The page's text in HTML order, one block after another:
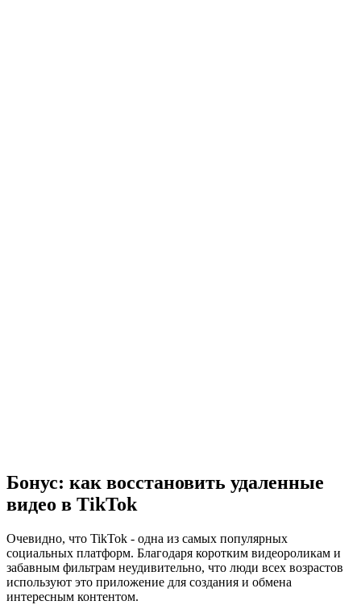
Бонус: как восстановить удаленные
видео в TikTok
Очевидно, что TikTok - одна из самых популярных
социальных платформ. Благодаря коротким видеороликам и
забавным фильтрам неудивительно, что люди всех возрастов
используют это приложение для создания и обмена
интересным контентом.